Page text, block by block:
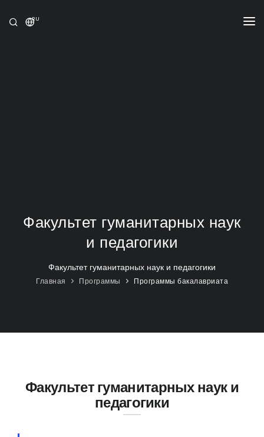
RU
Факультет гуманитарных наук
и педагогики
Факультет гуманитарных наук и педагогики
Главная Программы Программы бакалавриата
Факультет гуманитарных наук и
педагогики